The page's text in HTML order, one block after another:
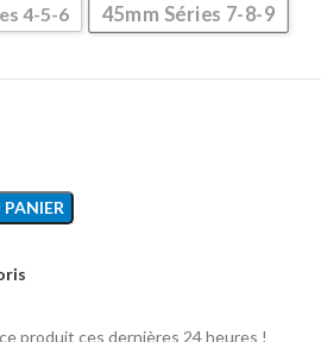
4-5-6
45mm Séries 7-8-9
produit ces dernières 24 heures !